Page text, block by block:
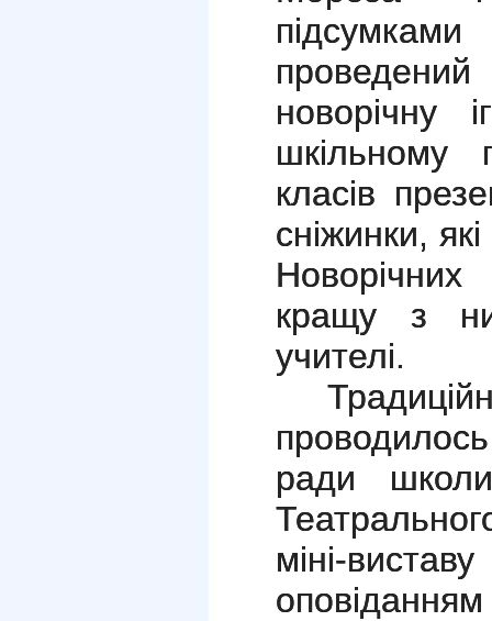
новорічну
шкільному
класів
сніжинки,
кращу з
учителі.
проводилось
ради
міні-